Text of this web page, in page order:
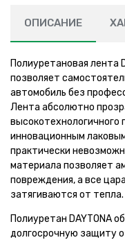
ОПИСАНИЕ
Полиуретановая лента
позволяет
автомобиль без
Лента абсолютно
инновационным
практически
материала позволяет
повреждения, а все
затягиваются от тепла.
Полиуретан DAYTONA
долгосрочную защиту